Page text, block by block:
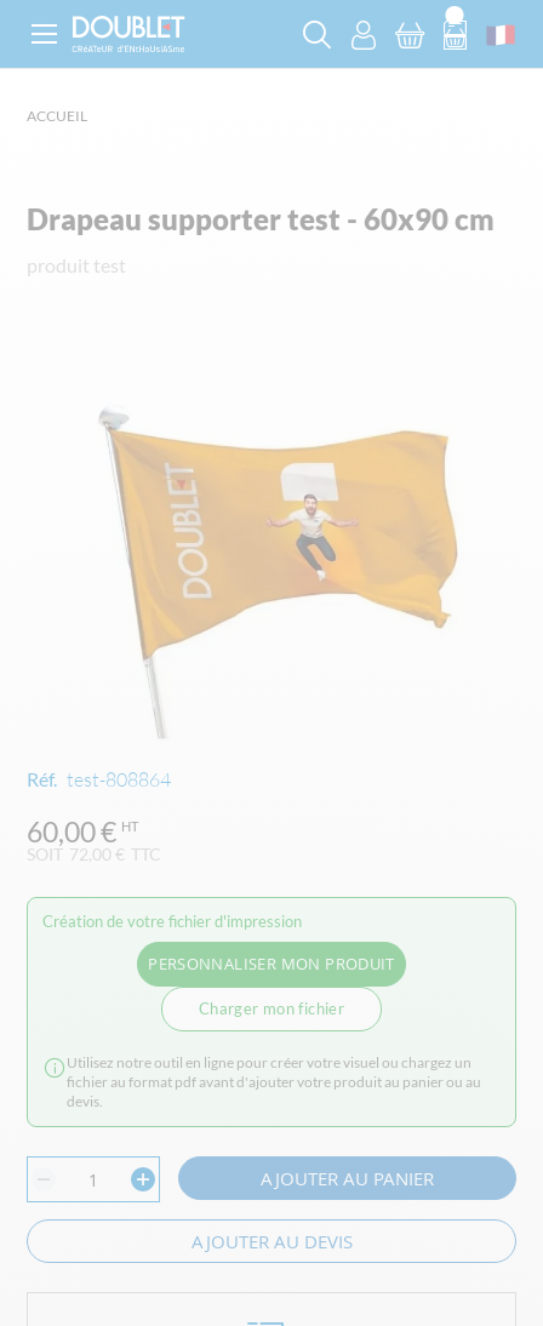
ACCUEIL
Réf. test-808864
SOIT 72,00 € TTC
60,00 €
Création de votre fichier d'impression
PERSONNALISER MON PRODUIT
Charger mon fichier
Utilisez notre outil en ligne pour créer votre visuel ou chargez un
fichier au format pdf avant d'ajouter votre produit au panier ou au
devis.
AJOUTER AU PANIER
AJOUTER AU DEVIS
Drapeau supporter test - 60x90 cm
produit test
Skip
the
beginning
the
images